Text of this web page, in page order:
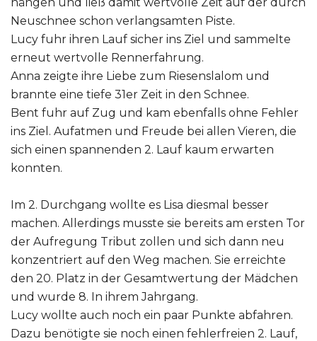
Neuschnee schon verlangsamten Piste.
Lucy fuhr ihren Lauf sicher ins Ziel und sammelte
erneut wertvolle Rennerfahrung.
Anna zeigte ihre Liebe zum Riesenslalom und
brannte eine tiefe 31er Zeit in den Schnee.
Bent fuhr auf Zug und kam ebenfalls ohne Fehler
ins Ziel. Aufatmen und Freude bei allen Vieren, die
sich einen spannenden 2. Lauf kaum erwarten
konnten.
Im 2. Durchgang wollte es Lisa diesmal besser
machen. Allerdings musste sie bereits am ersten Tor
der Aufregung Tribut zollen und sich dann neu
konzentriert auf den Weg machen. Sie erreichte
den 20. Platz in der Gesamtwertung der Mädchen
und wurde 8. In ihrem Jahrgang.
Lucy wollte auch noch ein paar Punkte abfahren.
Dazu benötigte sie noch einen fehlerfreien 2. Lauf,